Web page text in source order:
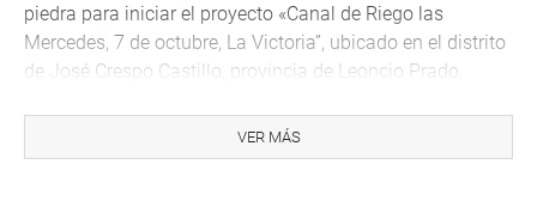
piedra para iniciar el proyecto «Canal de Riego las
Mercedes, 7 de octubre, La Victoria”, ubicado en el distrito
de José Crespo Castillo, provincia de Leoncio Prado,
VER MÁS